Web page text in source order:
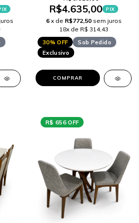
R$4.635,00 PIX
6 x de R$772,50 sem juros
18x de R$ 314,43
30% OFF
Sob Pedido
Exclusivo
COMPRAR
R$ 656 OFF